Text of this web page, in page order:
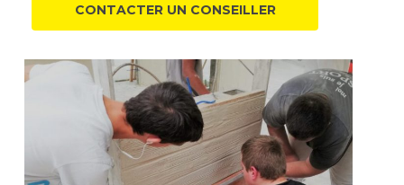
CONTACTER UN CONSEILLER